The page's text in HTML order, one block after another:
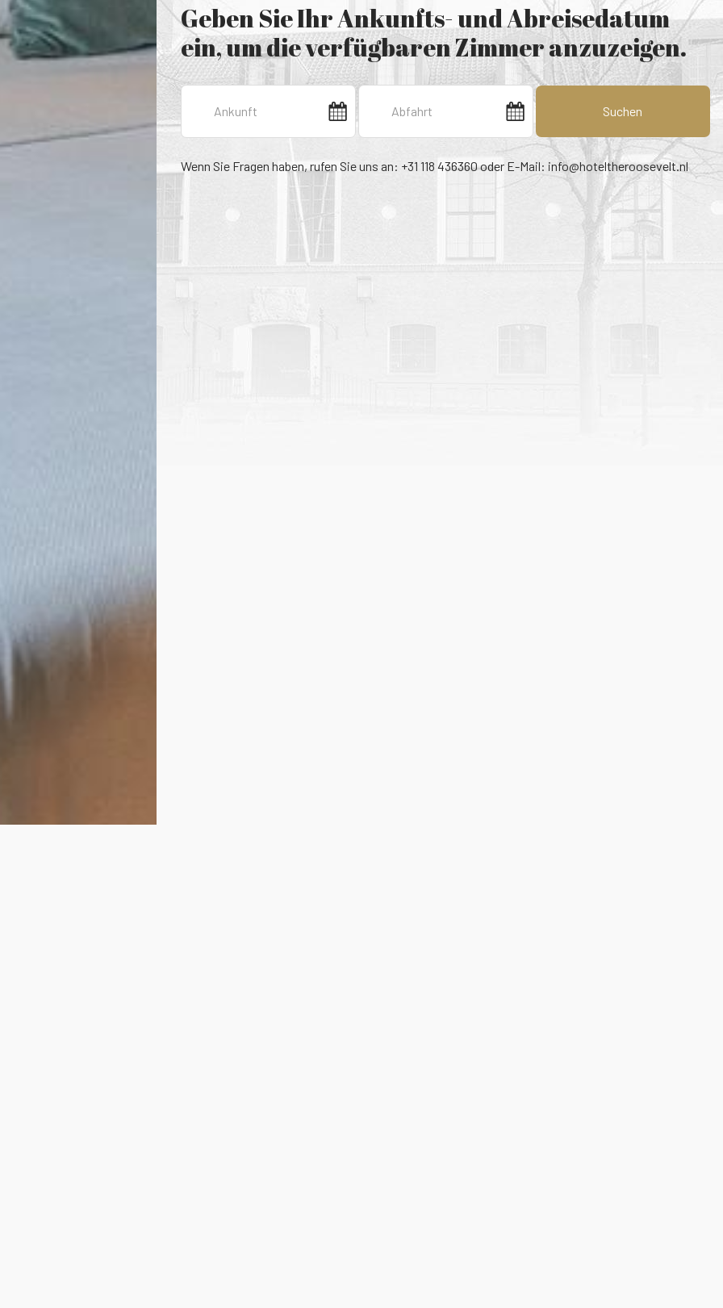
Geben Sie Ihr Ankunfts- und Abreisedatum
ein, um die verfügbaren Zimmer anzuzeigen.
Suchen
Wenn Sie Fragen haben, rufen Sie uns an: +31 118 436360 oder E-Mail: info@hoteltheroosevelt.nl